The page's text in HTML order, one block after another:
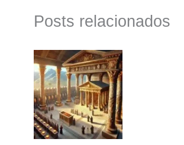
Posts relacionados